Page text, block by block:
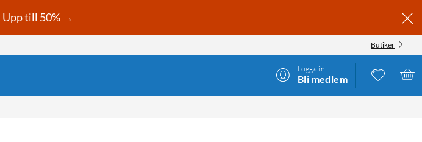
till 50% →
Butiker
Logga in
Bli medlem